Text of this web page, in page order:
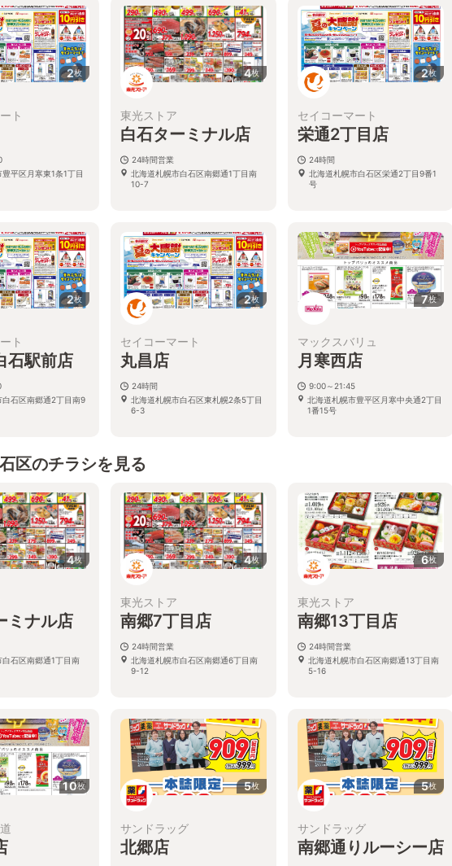
2枚
ト
平区月寒東1条1丁目
4枚
東光ストア
白石ターミナル店
24時間営業
北海道札幌市白石区南郷通1丁目南
10-7
2枚
セイコーマート
栄通2丁目店
24時間
北海道札幌市白石区栄通2丁目9番1
号
2枚
ト
石駅前店
白石区南郷通2丁目南9
2枚
セイコーマート
丸昌店
24時間
北海道札幌市白石区東札幌2条5丁目
6-3
7枚
マックスバリュ
月寒西店
9:00～21:45
北海道札幌市豊平区月寒中央通2丁目
1番15号
区のチラシを見る
4枚
ミナル店
白石区南郷通1丁目南
4枚
東光ストア
南郷7丁目店
24時間営業
北海道札幌市白石区南郷通6丁目南
9-12
6枚
東光ストア
南郷13丁目店
24時間営業
北海道札幌市白石区南郷通13丁目南
5-16
10枚 5枚
サンドラッグ
北郷店
5枚
サンドラッグ
南郷通りルーシー店